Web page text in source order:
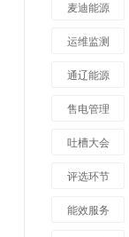
麦迪能源
运维监测
通辽能源
售电管理
吐槽大会
评选环节
能效服务